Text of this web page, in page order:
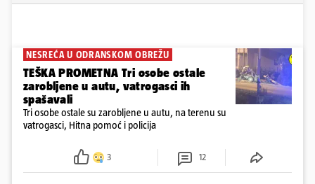
NESREĆA U ODRANSKOM OBREŽU
TEŠKA PROMETNA Tri osobe ostale
zarobljene u autu, vatrogasci ih
spašavali
Tri osobe ostale su zarobljene u autu, na terenu su
vatrogasci, Hitna pomoć i policija
3 12